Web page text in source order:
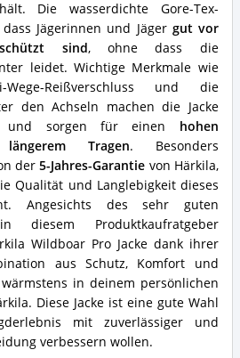
Die wasserdichte Gore-Tex-
Jägerinnen und Jäger gut vor
sind, ohne dass die
leidet. Wichtige Merkmale wie
Reißverschluss und die
den Achseln machen die Jacke
und sorgen für einen hohen
Tragen. Besonders
der5-Jahres-Garantie von Härkila,
Qualität und Langlebigkeit dieses
Angesichts des sehr guten
in diesem Produktkaufratgeber
Wildboar Pro Jacke dank ihrer
aus Schutz, Komfort und
in deinem persönlichen
Diese Jacke ist eine gute Wahl
mit zuverlässiger und
verbessern wollen.